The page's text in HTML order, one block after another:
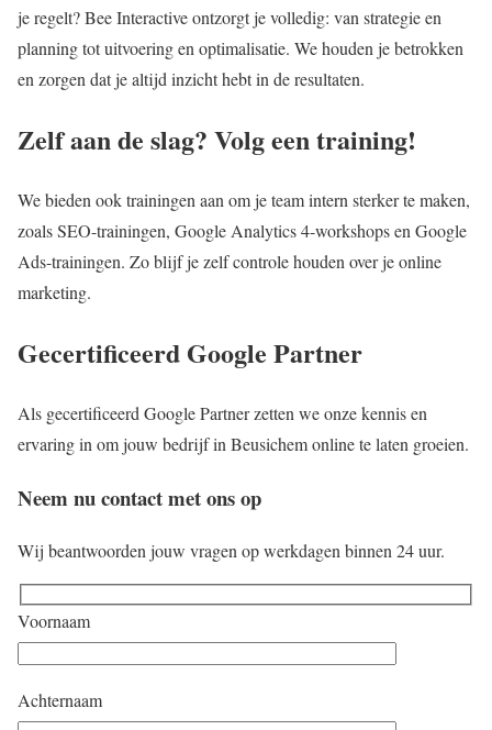
je regelt? Bee Interactive ontzorgt je volledig: van strategie en
planning tot uitvoering en optimalisatie. We houden je betrokken
en zorgen dat je altijd inzicht hebt in de resultaten.
Zelf aan de slag? Volg een training!
We bieden ook trainingen aan om je team intern sterker te maken,
zoals SEO-trainingen, Google Analytics 4-workshops en Google
Ads-trainingen. Zo blijf je zelf controle houden over je online
marketing.
Gecertificeerd Google Partner
Als gecertificeerd Google Partner zetten we onze kennis en
ervaring in om jouw bedrijf in Beusichem online te laten groeien.
Neem nu contact met ons op
Wij beantwoorden jouw vragen op werkdagen binnen 24 uur.
Voornaam
Achternaam